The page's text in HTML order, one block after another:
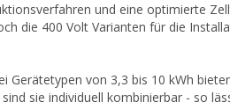
und eine optimierte
die 400 Volt Varianten für die
Gerätetypen von 3,3 bis 10 kWh
sie individuell kombinierbar - so